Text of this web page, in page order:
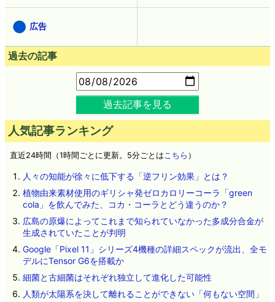
広告
過去の記事
過去記事を見る
人気記事ランキング
直近24時間（1時間ごとに更新。5分ごとは こちら ）
人々の知能が徐々に低下する「逆フリン効果」とは？
植物由来素材使用のギリシャ発ゼロカロリーコーラ「green
cola」を飲んでみた、コカ・コーラとどう違うのか？
広島の原爆によってこれまで知られていなかった多成分合金が
生成されていたことが判明
Google「Pixel 11」シリーズ4機種の詳細スペックが流出、全モ
デルにTensor G6を搭載か
細菌と古細菌はそれぞれ独立して進化した可能性
人類が太陽系を決して離れることができない「何もない空間」